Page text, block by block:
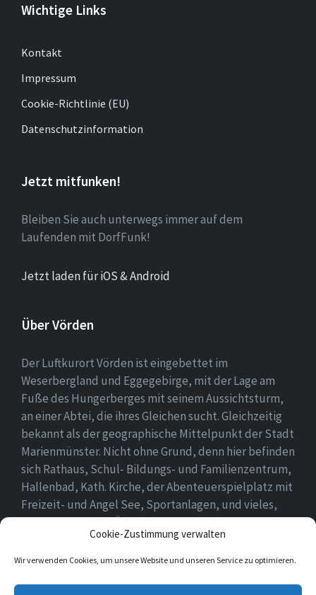
Cookie-Zustimmung verwalten
Wir verwenden Cookies, um unsere Website und unseren Service zu optimieren.
Wichtige Links
Kontakt
Impressum
Cookie-Richtlinie (EU)
Datenschutzinformation
Jetzt mitfunken!
Bleiben Sie auch unterwegs immer auf dem
Laufenden mit DorfFunk!
Jetzt laden für iOS & Android
Über Vörden
Der Luftkurort Vörden ist eingebettet im
Weserbergland und Eggegebirge, mit der Lage am
Fuße des Hungerberges mit seinem Aussichtsturm,
an einer Abtei, die ihres Gleichen sucht. Gleichzeitig
bekannt als der geographische Mittelpunkt der Stadt
Marienmünster. Nicht ohne Grund, denn hier befinden
sich Rathaus, Schul- Bildungs- und Familienzentrum,
Hallenbad, Kath. Kirche, der Abenteuerspielplatz mit
Freizeit- und Angel See, Sportanlagen, und vieles,
vieles mehr. Einen Überblick findet ihr hier auf
unserer Webseite..